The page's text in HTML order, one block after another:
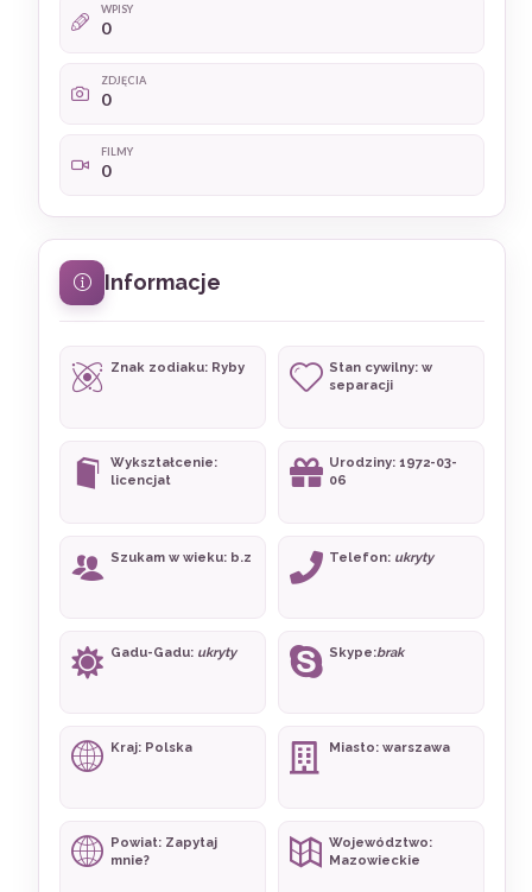
WPISY
0
ZDJĘCIA
0
FILMY
0
Informacje
Znak zodiaku: Ryby
Stan cywilny: w
separacji
Wykształcenie:
licencjat
Urodziny: 1972-03-
06
Szukam w wieku: b.z Telefon: ukryty
Gadu-Gadu: ukryty Skype:brak
Kraj: Polska Miasto: warszawa
Powiat: Zapytaj
mnie?
Województwo:
Mazowieckie